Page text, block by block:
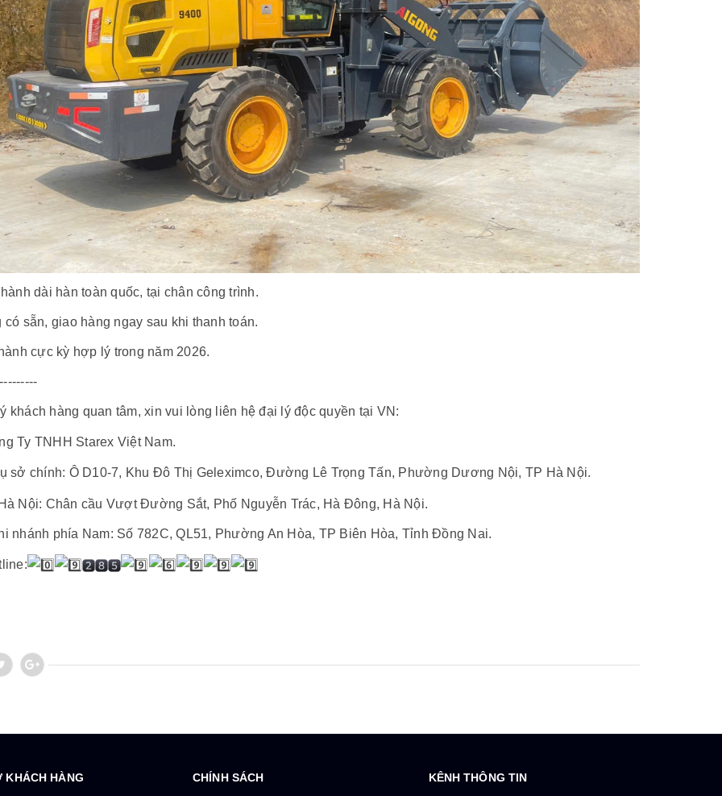
dài hàn toàn quốc, tại chân công trình.
có sẵn, giao hàng ngay sau khi thanh toán.
cực kỳ hợp lý trong năm 2026.
khách hàng quan tâm, xin vui lòng liên hệ đại lý độc quyền tại VN:
Ty TNHH Starex Việt Nam.
sở chính: Ô D10-7, Khu Đô Thị Geleximco, Đường Lê Trọng Tấn, Phường Dương Nội, TP Hà Nội.
Nội: Chân cầu Vượt Đường Sắt, Phố Nguyễn Trác, Hà Đông, Hà Nội.
nhánh phía Nam: Số 782C, QL51, Phường An Hòa, TP Biên Hòa, Tỉnh Đồng Nai.
KHÁCH HÀNG CHÍNH SÁCH KÊNH THÔNG TIN